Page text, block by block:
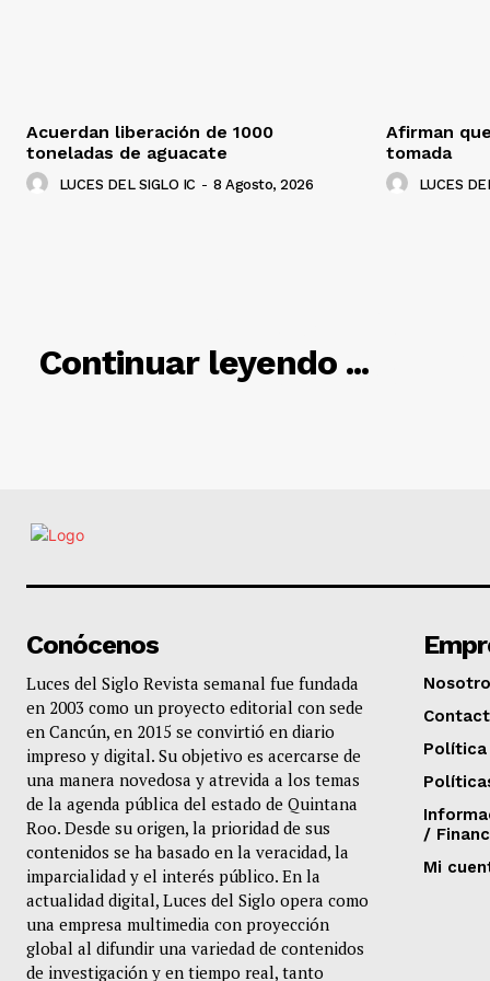
Acuerdan liberación de 1000
toneladas de aguacate
LUCES DEL SIGLO IC - 8 Agosto, 2026
Afirman
tomada
LUCES
Continuar leyendo ...
Conócenos
Luces del Siglo Revista semanal fue fundada
en 2003 como un proyecto editorial con sede
en Cancún, en 2015 se convirtió en diario
impreso y digital. Su objetivo es acercarse de
una manera novedosa y atrevida a los temas
de la agenda pública del estado de Quintana
Roo. Desde su origen, la prioridad de sus
contenidos se ha basado en la veracidad, la
imparcialidad y el interés público. En la
actualidad digital, Luces del Siglo opera como
una empresa multimedia con proyección
global al difundir una variedad de contenidos
de investigación y en tiempo real, tanto
/
Mi